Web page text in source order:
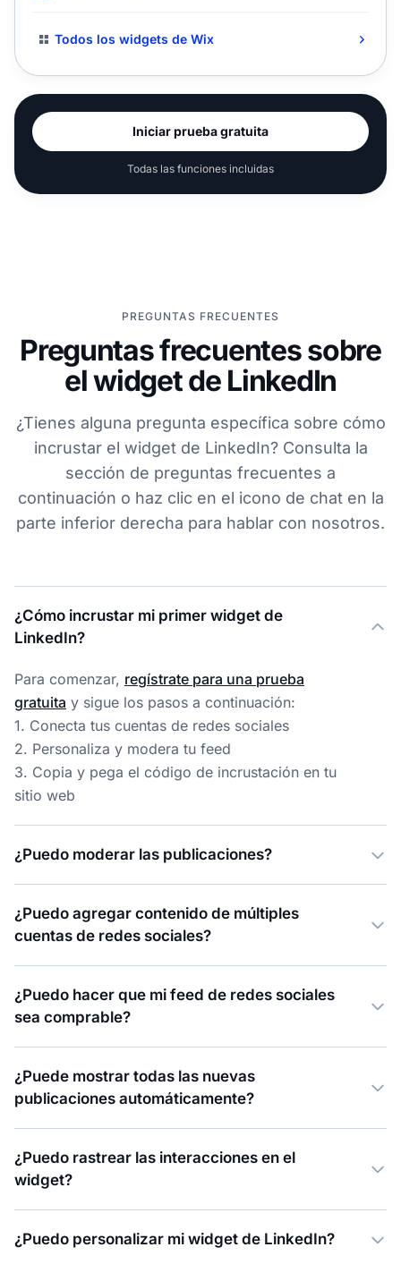
Todos los widgets de Wix
Iniciar prueba gratuita
Todas las funciones incluidas
PREGUNTAS FRECUENTES
Preguntas frecuentes sobre
el widget de LinkedIn
¿Tienes alguna pregunta específica sobre cómo
incrustar el widget de LinkedIn? Consulta la
sección de preguntas frecuentes a
continuación o haz clic en el icono de chat en la
parte inferior derecha para hablar con nosotros.
¿Cómo incrustar mi primer widget de
LinkedIn?
Para comenzar, regístrate para una prueba
gratuita y sigue los pasos a continuación:
1. Conecta tus cuentas de redes sociales
2. Personaliza y modera tu feed
3. Copia y pega el código de incrustación en tu
sitio web
¿Puedo moderar las publicaciones?
¿Puedo agregar contenido de múltiples
cuentas de redes sociales?
¿Puedo hacer que mi feed de redes sociales
sea comprable?
¿Puede mostrar todas las nuevas
publicaciones automáticamente?
¿Puedo rastrear las interacciones en el
widget?
¿Puedo personalizar mi widget de LinkedIn?